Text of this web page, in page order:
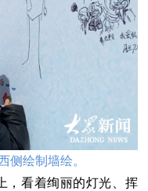
侧绘制墙绘。
看着绚丽的灯光、挥